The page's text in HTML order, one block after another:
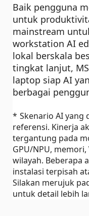
Baik pengguna
untuk
mainstream
workstation AI
lokal berskala
tingkat lanjut,
laptop siap AI
berbagai
* Skenario AI
referensi. Kinerja
tergantung pada
GPU/NPU,
wilayah. Beberapa
instalasi terpisah
Silakan merujuk
untuk detail lebih